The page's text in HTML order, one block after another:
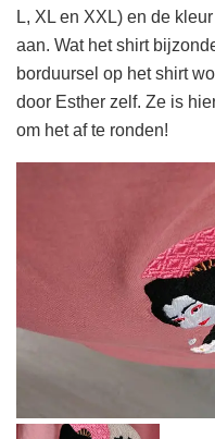
L, XL en XXL) en de
aan. Wat het shirt
borduursel op het shirt
door Esther zelf. Ze is
om het af te ronden!